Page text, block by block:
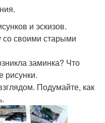
и эскизов.
со своими старыми
заминка? Что
рисунки.
Подумайте, как